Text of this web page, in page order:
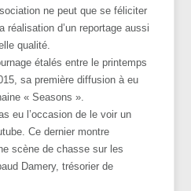
ne peut que se féliciter
réalisation d’un reportage aussi
qualité.
étalés entre le printemps
sa première diffusion à eu
« Seasons ».
eu l’occasion de le voir un
Ce dernier montre
scène de chasse sur les
Damery, trésorier de